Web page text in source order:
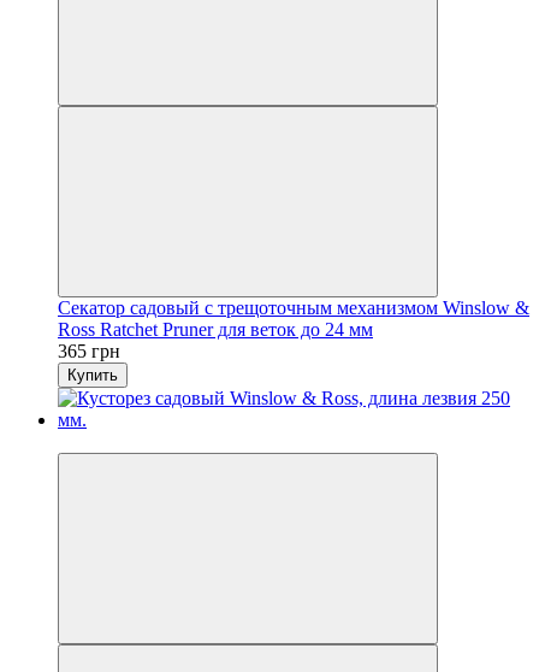
Секатор садовый с трещоточным механизмом Winslow &
Ross Ratchet Pruner для веток до 24 мм
365 грн
Купить